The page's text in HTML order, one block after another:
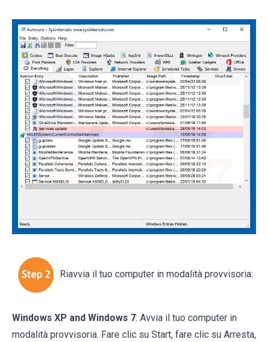
Riavvia il tuo computer in modalità provvisoria:
Windows XP and Windows 7: Avvia il tuo computer in
modalità provvisoria. Fare clic su Start, fare clic su Arresta,